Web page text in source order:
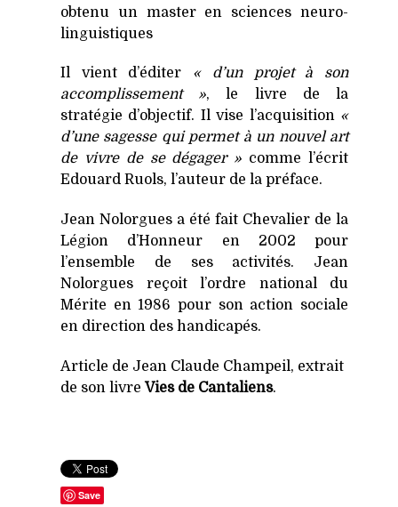
obtenu un master en sciences neuro-
linguistiques
Il vient d’éditer « d’un projet à son
accomplissement », le livre de la
stratégie d’objectif. Il vise l’acquisition «
d’une sagesse qui permet à un nouvel art
de vivre de se dégager » comme l’écrit
Edouard Ruols, l’auteur de la préface.
Jean Nolorgues a été fait Chevalier de la
Légion d’Honneur en 2002 pour
l’ensemble de ses activités. Jean
Nolorgues reçoit l’ordre national du
Mérite en 1986 pour son action sociale
en direction des handicapés.
Article de Jean Claude Champeil, extrait
de son livre Vies de Cantaliens.
Save